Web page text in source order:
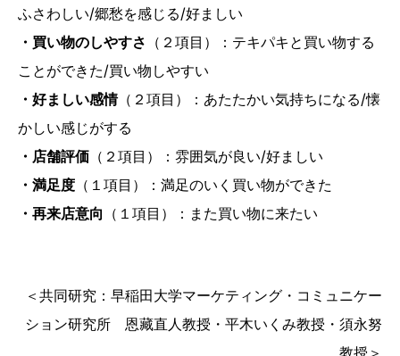
ふさわしい/郷愁を感じる/好ましい
・買い物のしやすさ （２項目）：テキパキと買い物する
ことができた/買い物しやすい
・好ましい感情（２項目）：あたたかい気持ちになる/懐
かしい感じがする
・店舗評価 （２項目）：雰囲気が良い/好ましい
・満足度 （１項目）：満足のいく買い物ができた
・再来店意向 （１項目）：また買い物に来たい
＜共同研究：早稲田大学マーケティング・コミュニケー
ション研究所 恩藏直人教授・平木いくみ教授・須永努